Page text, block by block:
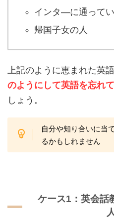
インタ―に通って
帰国子女の人
上記のように恵まれた英
のようにして英語を忘れ
しょう。
自分や知り合いに当
るかもしれません
ケース1：英会話
人